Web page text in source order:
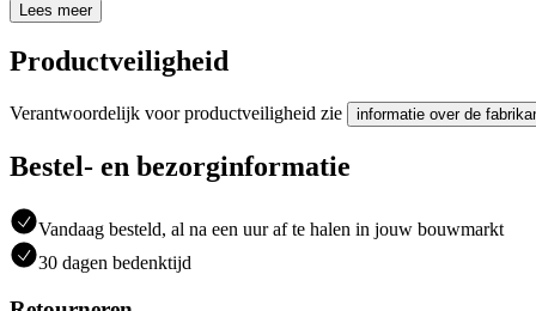
Lees meer
Productveiligheid
Verantwoordelijk voor productveiligheid zie informatie over de
Bestel- en bezorginformatie
Vandaag besteld, al na een uur af te halen in jouw bouwmarkt
30 dagen bedenktijd